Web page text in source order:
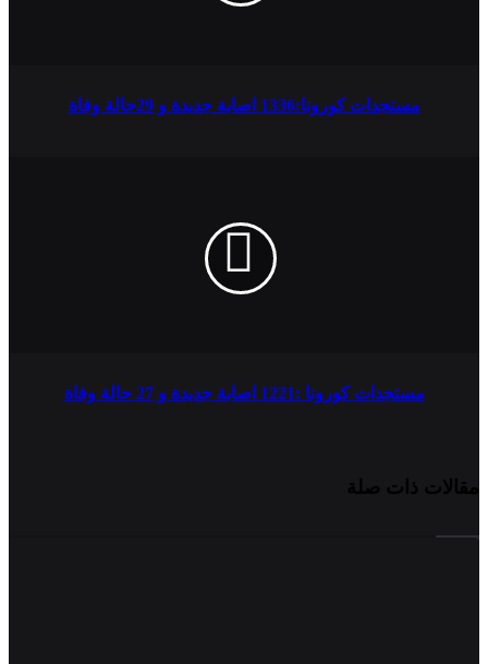
مستجدات كورونا:1336 اصابة جديدة و 29حالة وفاة
مستجدات كورونا :1221 اصابة جديدة و 27 حالة وفاة
مقالات ذات صلة